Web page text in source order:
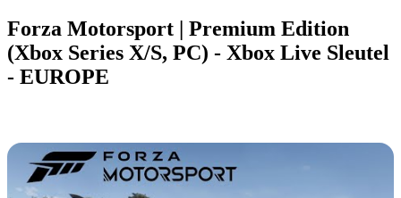
Forza Motorsport | Premium Edition
(Xbox Series X/S, PC) - Xbox Live Sleutel
- EUROPE